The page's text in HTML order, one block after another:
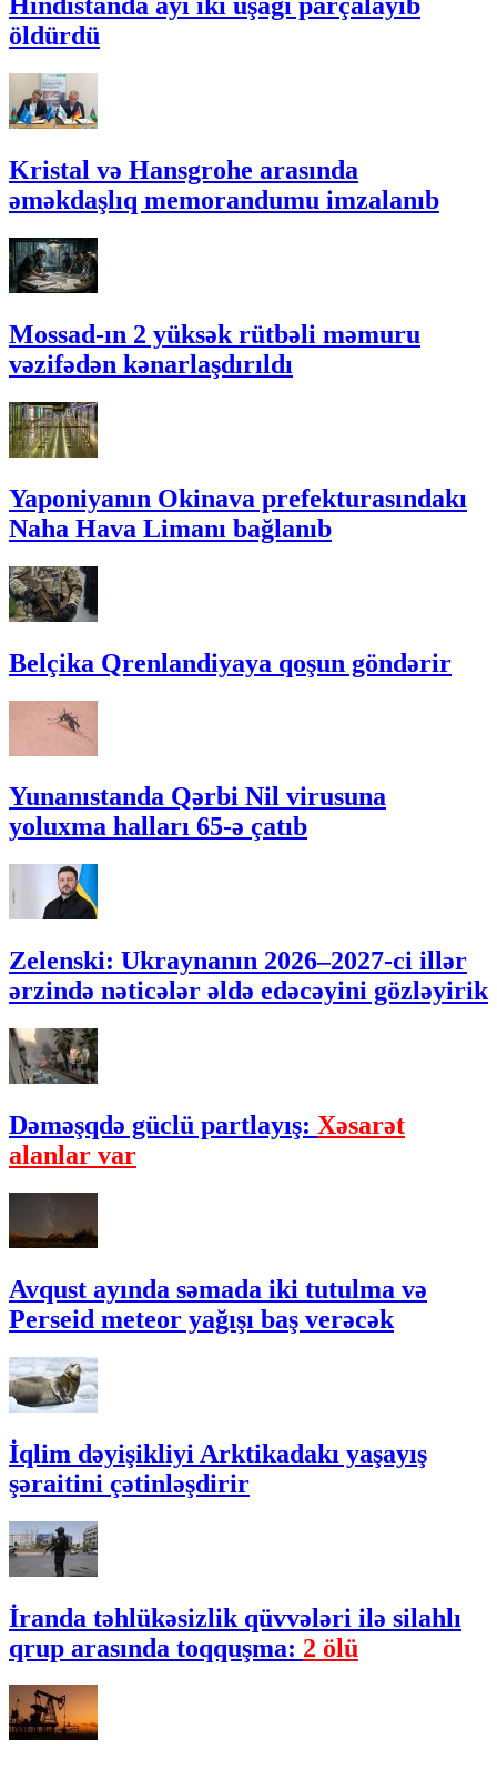
Hindistanda ayı iki uşağı parçalayıb
öldürdü
Kristal və Hansgrohe arasında
əməkdaşlıq memorandumu imzalanıb
Mossad-ın 2 yüksək rütbəli məmuru
vəzifədən kənarlaşdırıldı
Yaponiyanın Okinava prefekturasındakı
Naha Hava Limanı bağlanıb
Belçika Qrenlandiyaya qoşun göndərir
Yunanıstanda Qərbi Nil virusuna
yoluxma halları 65-ə çatıb
Zelenski: Ukraynanın 2026–2027-ci illər
ərzində nəticələr əldə edəcəyini gözləyirik
Dəməşqdə güclü partlayış: Xəsarət
alanlar var
Avqust ayında səmada iki tutulma və
Perseid meteor yağışı baş verəcək
İqlim dəyişikliyi Arktikadakı yaşayış
şəraitini çətinləşdirir
İranda təhlükəsizlik qüvvələri ilə silahlı
qrup arasında toqquşma: 2 ölü